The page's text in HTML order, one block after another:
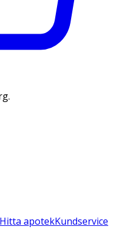
Hitta apotekKundservice